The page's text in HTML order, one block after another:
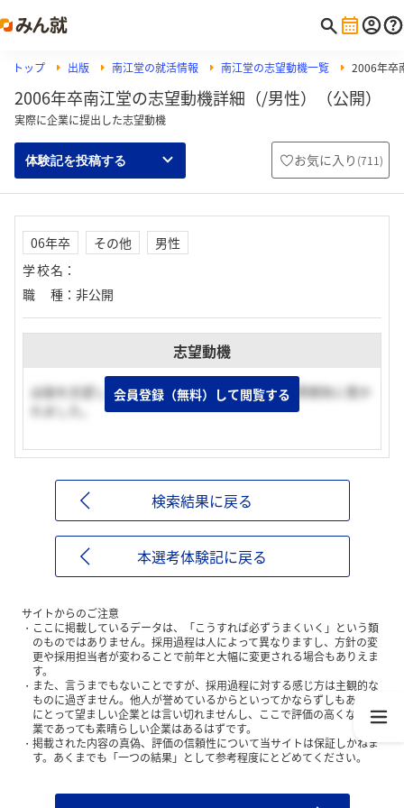
トップ 出版 南江堂の就活情報 南江堂の志望動機一覧 2006年卒
2006年卒南江堂の志望動機詳細（/男性）（公開）
実際に企業に提出した志望動機
体験記を投稿する お気に入り (711)
06年卒 その他
男性
学校名 ：
職種 ： 非公開
志望動機
出版を志望していました。当社のストイックな雰囲気に惹か
れました。
会員登録（無料）して閲覧する
検索結果に戻る
本選考体験記に戻る
サイトからのご注意
ここに掲載しているデータは、「こうすれば必ずうまくいく」という類
のものではありません。採用過程は人によって異なりますし、方針の変
更や採用担当者が変わることで前年と大幅に変更される場合もありえま
す。
また、言うまでもないことですが、採用過程に対する感じ方は主観的な
ものに過ぎません。他人が誉めているからといってかならずしもあなた
にとって望ましい企業とは言い切れませんし、ここで評価の高くない企
業であっても素晴らしい企業はあるはずです。
掲載された内容の真偽、評価の信頼性について当サイトは保証しかねま
す。あくまでも「一つの結果」として参考程度にとどめてください。